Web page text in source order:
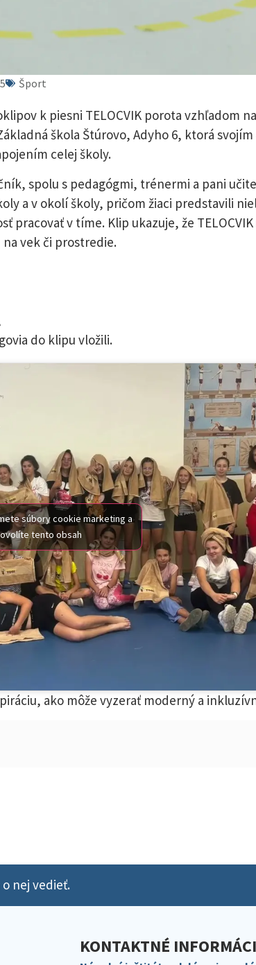
Šport
k piesni TELOCVIK porota vzhľadom
škola Štúrovo, Adyho 6, ktorá
celej školy.
spolu s pedagógmi, trénermi a pani
a v okolí školy, pričom žiaci predstavili
pracovať v tíme. Klip ukazuje, že
vek či prostredie.
do klipu vložili.
súbory cookie marketing a
tento obsah
ako môže vyzerať moderný a
nej vedieť.
KONTAKTNÉ